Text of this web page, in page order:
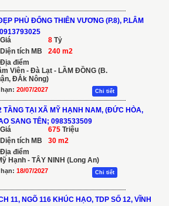
PHÙ ĐỔNG THIÊN VƯƠNG (P.8), P.LÂM
Giá 8 Tỷ
Diện tích MB
240 m2
Địa điểm
Viên - Đà Lạt - LẦM ĐỒNG (B.
ĐẮk Nông)
20/07/2027 Chi tiết
TẦNG TẠI XÃ MỸ HẠNH NAM, (ĐỨC HÒA,
SANG TÊN; 0983533509
Giá 675 Triệu
Diện tích MB
30 m2
Địa điểm
Hạnh - TÂY NINH (Long An)
18/07/2027 Chi tiết
11, NGÕ 116 KHÚC HẠO, TDP SỐ 12, VĨNH